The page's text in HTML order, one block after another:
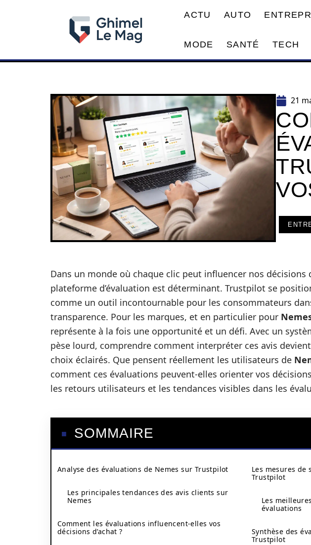
ACTU AUTO
MODE SANTÉ TECH
21
Dans un monde où chaque clic peut influencer nos décisions
plateforme d’évaluation est déterminant. Trustpilot se
comme un outil incontournable pour les consommateurs
transparence. Pour les marques, et en particulier pour
représente à la fois une opportunité et un défi. Avec un
pèse lourd, comprendre comment interpréter ces avis
choix éclairés. Que pensent réellement les utilisateurs de
comment ces évaluations peuvent-elles orienter vos
les retours utilisateurs et les tendances visibles dans les
SOMMAIRE
Analyse des évaluations de Nemes sur Trustpilot
Les principales tendances des avis clients sur
Nemes
Comment les évaluations influencent-elles vos
décisions d’achat ?
Les mesures de
Trustpilot
Les
évaluations
Synthèse des
Trustpilot